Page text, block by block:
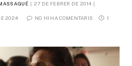
27 DE FEBRER DE 2014
2024 NO HI HA COMENTARIS
1